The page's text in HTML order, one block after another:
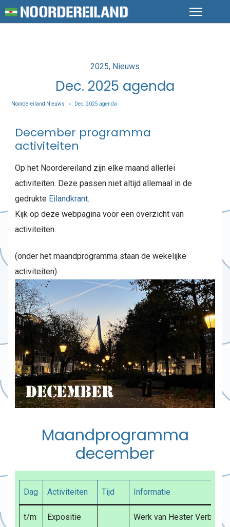
Posted
in
2025 Nieuws
Dec. 2025 agenda
Noordereiland Nieuws > Dec. 2025 agenda
December programma
activiteiten
Op het Noordereiland zijn elke maand allerlei
activiteiten. Deze passen niet altijd allemaal in de
gedrukte Eilandkrant.
Kijk op deze webpagina voor een overzicht van
activiteiten.
(onder het maandprogramma staan de wekelijke
activiteiten).
Maandprogramma
december
Dag Activiteiten Tijd Informatie
t/m
Expositie
Werk van Hester Verbeek